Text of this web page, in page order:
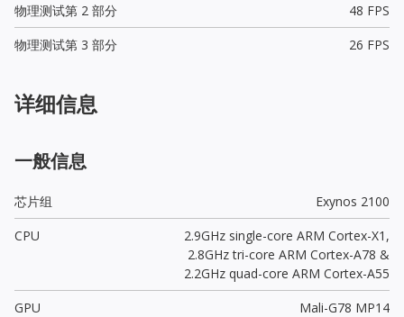
物理测试第 2 部分
48 FPS
物理测试第 3 部分
26 FPS
详细信息
一般信息
芯片组
Exynos 2100
CPU
2.9GHz single-core ARM Cortex-X1,
2.8GHz tri-core ARM Cortex-A78 &
2.2GHz quad-core ARM Cortex-A55
GPU
Mali-G78 MP14